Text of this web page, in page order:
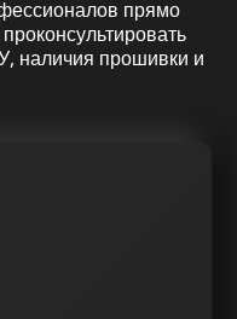
прямо
наличия прошивки и